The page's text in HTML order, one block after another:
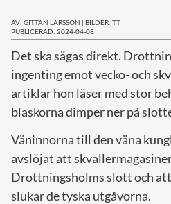
AV: GITTAN LARSSON | BILDER: TT
PUBLICERAD: 2024-04-08
Det ska sägas direkt.
ingenting emot vecko- och
artiklar hon läser med stor
blaskorna dimper ner på
Väninnorna till den väna
avslöjat att
Drottningsholms slott och
slukar de tyska utgåvorna.